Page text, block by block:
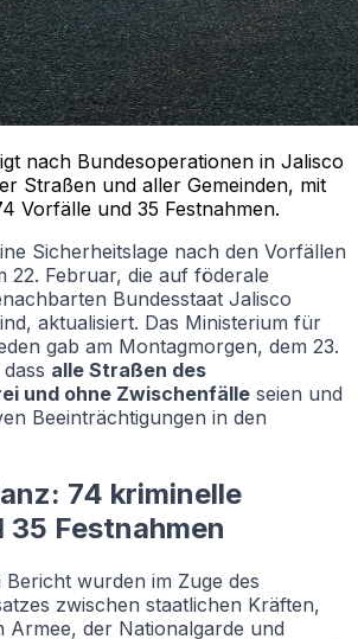
nach Bundesoperationen in Jalisco
Straßen und aller Gemeinden, mit
Vorfälle und 35 Festnahmen.
Sicherheitslage nach den Vorfällen
22. Februar, die auf föderale
Bundesstaat Jalisco
aktualisiert. Das Ministerium für
gab am Montagmorgen, dem 23.
alle Straßen des
und ohne Zwischenfälle seien und
Beeinträchtigungen in den
74 kriminelle
Festnahmen
Bericht wurden im Zuge des
zwischen staatlichen Kräften,
Armee, der Nationalgarde und